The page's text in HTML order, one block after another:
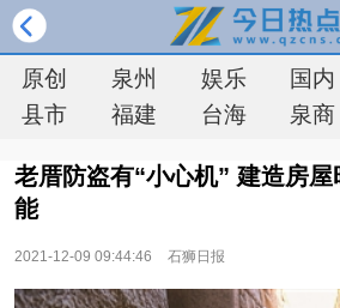
原创 泉州 娱乐 国内
县市
福建 台海 泉商
老厝防盗有“小心机” 建造房
能
2021-12-09 09:44:46 石狮日报